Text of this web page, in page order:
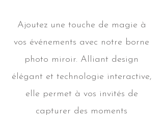
Ajoutez une touche de magie à
vos événements avec notre borne
photo miroir. Alliant design
élégant et technologie interactive,
elle permet à vos invités de
capturer des moments